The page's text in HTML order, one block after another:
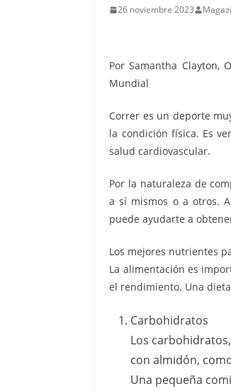
26 noviembre 2023
Por Samantha Clayton,
Mundial
Correr es un deporte
la condición física. Es
salud cardiovascular.
Por la naturaleza de
a sí mismos o a otros.
puede ayudarte a
Los mejores nutrientes
La alimentación es
el rendimiento. Una
Carbohidratos
Los
con almidón,
Una pequeña